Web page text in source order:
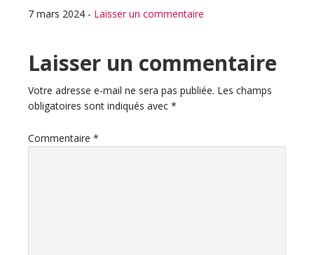
7 mars 2024 - Laisser un commentaire
Interactions
du
lecteur
Laisser un commentaire
Votre adresse e-mail ne sera pas publiée. Les champs
obligatoires sont indiqués avec *
Commentaire *